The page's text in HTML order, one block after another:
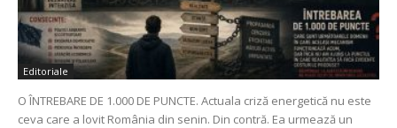
Editoriale
O ÎNTREBARE DE 1.000 DE PUNCTE. Actuala criză energetică nu este
ceva care a lovit România din senin. Din contră. Ea urmează un